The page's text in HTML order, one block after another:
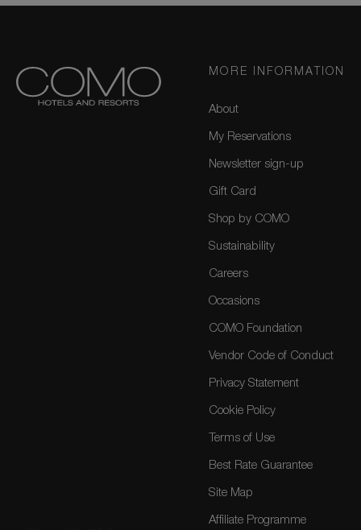
MORE INFORMATION
About
My Reservations
Newsletter sign-up
Gift Card
Shop by COMO
Sustainability
Careers
Occasions
COMO Foundation
Vendor Code of Conduct
Privacy Statement
Cookie Policy
Terms of Use
Best Rate Guarantee
Site Map
Affiliate Programme